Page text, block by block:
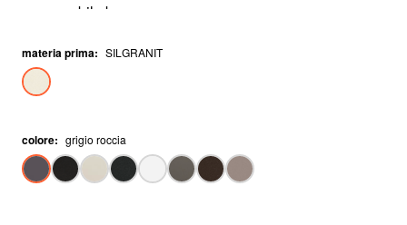
mobile base.
materia prima: SILGRANIT
colore: grigio roccia